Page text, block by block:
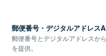
郵便番号・デジタルアドレス
郵便番号とデジタルアドレスか
を提供。